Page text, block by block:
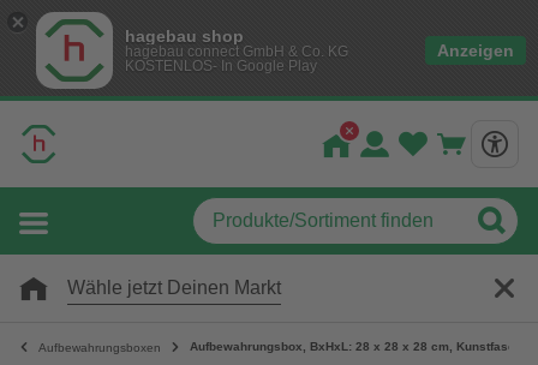
hagebau shop
hagebau connect GmbH & Co. KG
KOSTENLOS- In Google Play
Anzeigen
Wähle jetzt Deinen Markt
Aufbewahrungsboxen Aufbewahrungsbox, BxHxL: 28 x 28 x 28 cm, Kunstfaser